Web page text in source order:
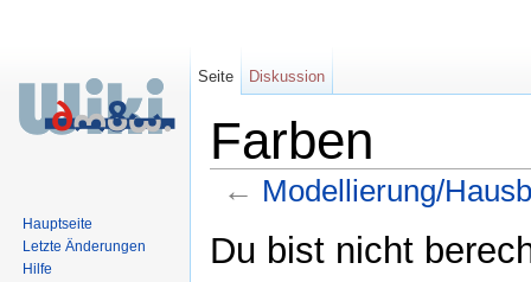
Farben
← Modellierung/
Du bist nicht
Seite Diskussion
Hauptseite
Letzte Änderungen
Hilfe